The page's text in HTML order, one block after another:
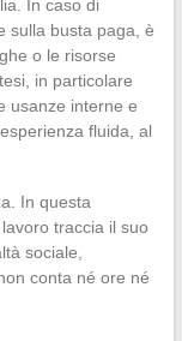
In caso di
sulla busta paga, è
o le risorse
in particolare
usanze interne e
fluida, al
In questa
traccia il suo
sociale,
conta né ore né